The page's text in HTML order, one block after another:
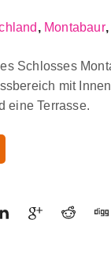
, Montabaur,
Schlosses
mit
eine Terrasse.